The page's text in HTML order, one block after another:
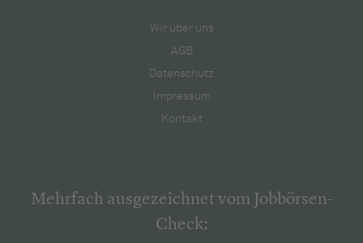
Wir über uns
AGB
Datenschutz
Impressum
Kontakt
Mehrfach ausgezeichnet vom Jobbörsen-
Check: